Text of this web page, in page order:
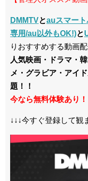
DMMTVとauスマー
専用/au以外もOK!)と
りおすすめする動画
人気映画・ドラマ・
メ・グラビア・アイ
題！！
今なら無料体験あり！
↓↓↓今すぐ登録して観